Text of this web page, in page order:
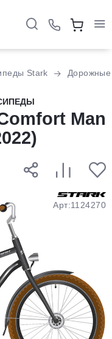
Stark Дорожные
Man
Арт:1124270